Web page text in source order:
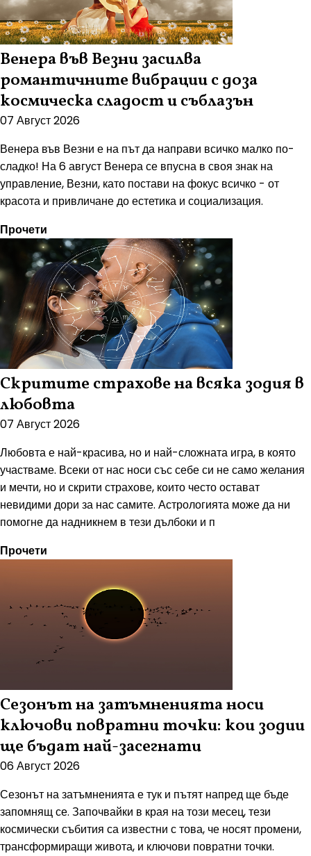
Венера във Везни засилва
романтичните вибрации с доза
космическа сладост и съблазън
07 Август 2026
Венера във Везни е на път да направи всичко малко по-
сладко! На 6 август Венера се впусна в своя знак на
управление, Везни, като постави на фокус всичко - от
красота и привличане до естетика и социализация.
Прочети
Скритите страхове на всяка зодия в
любовта
07 Август 2026
Любовта е най-красива, но и най-сложната игра, в която
участваме. Всеки от нас носи със себе си не само желания
и мечти, но и скрити страхове, които често остават
невидими дори за нас самите. Астрологията може да ни
помогне да надникнем в тези дълбоки и п
Прочети
Сезонът на затъмненията носи
ключови повратни точки: кои зодии
ще бъдат най-засегнати
06 Август 2026
Сезонът на затъмненията е тук и пътят напред ще бъде
запомнящ се. Започвайки в края на този месец, тези
космически събития са известни с това, че носят промени,
трансформиращи живота, и ключови повратни точки.